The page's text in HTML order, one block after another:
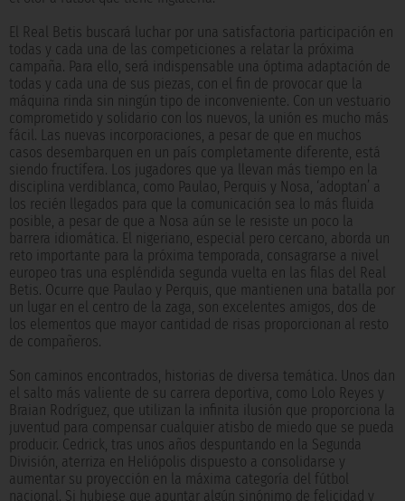
El Real Betis buscará luchar por una satisfactoria participación en
todas y cada una de las competiciones a relatar la próxima
campaña. Para ello, será indispensable una óptima adaptación de
todas y cada una de sus piezas, con el fin de provocar que la
máquina rinda sin ningún tipo de inconveniente. Con un vestuario
comprometido y solidario con los nuevos, la unión es mucho más
fácil. Las nuevas incorporaciones, a pesar de que en muchos
casos desembarquen en un país completamente diferente, está
siendo fructífera. Los jugadores que ya llevan más tiempo en la
disciplina verdiblanca, como Paulao, Perquis y Nosa, ‘adoptan’ a
los recién llegados para que la comunicación sea lo más fluida
posible, a pesar de que a Nosa aún se le resiste un poco la
barrera idiomática. El nigeriano, especial pero cercano, aborda un
reto importante para la próxima temporada, consagrarse a nivel
europeo tras una espléndida segunda vuelta en las filas del Real
Betis. Ocurre que Paulao y Perquis, que mantienen una batalla por
un lugar en el centro de la zaga, son excelentes amigos, dos de
los elementos que mayor cantidad de risas proporcionan al resto
de compañeros.
Son caminos encontrados, historias de diversa temática. Unos dan
el salto más valiente de su carrera deportiva, como Lolo Reyes y
Braian Rodríguez, que utilizan la infinita ilusión que proporciona la
juventud para compensar cualquier atisbo de miedo que se pueda
producir. Cedrick, tras unos años despuntando en la Segunda
División, aterriza en Heliópolis dispuesto a consolidarse y
aumentar su proyección en la máxima categoría del fútbol
nacional. Si hubiese que apuntar algún sinónimo de felicidad y